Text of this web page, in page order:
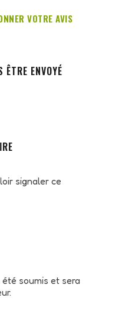
VOTRE AVIS
ENVOYÉ
signaler ce
soumis et sera